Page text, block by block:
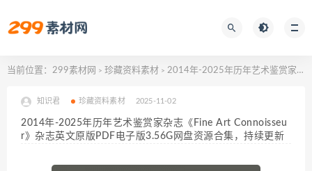
当前位置： 299素材网 > 珍藏资料素材 > 2014年-2025年历年艺术鉴赏家杂志《Fine Art Connoisseur》杂志英文原版PDF电子版3.56G网盘资源合集，持续更新
知识君 珍藏资料素材 2025-11-02
2014年-2025年历年艺术鉴赏家杂志《Fine Art Connoisseu
r》杂志英文原版PDF电子版3.56G网盘资源合集，持续更新